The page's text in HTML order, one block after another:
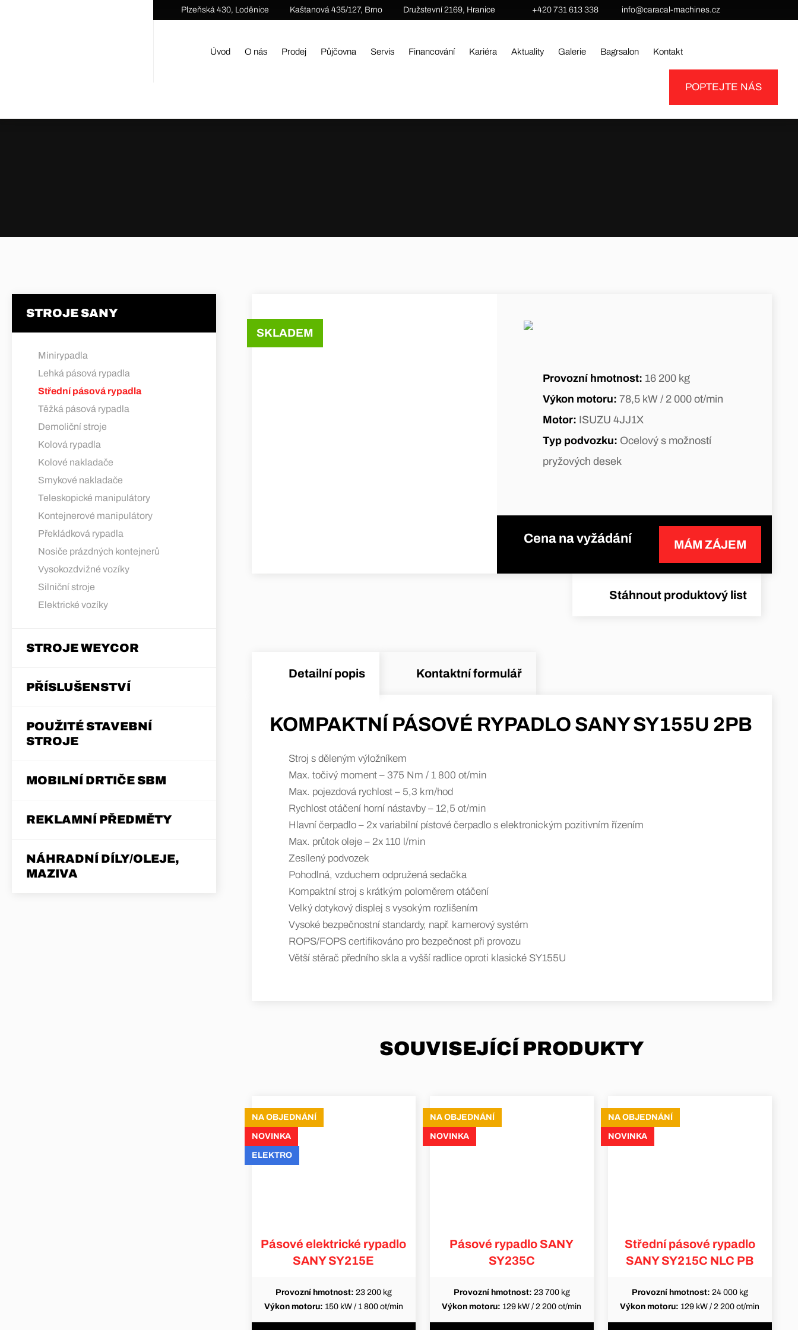
+420 731 613 338
Plzeňská 430, Loděnice info@caracal-machines.cz
Kaštanová 435/127, Brno Družstevní 2169, Hranice
Úvod O nás Prodej Půjčovna Servis Financování Kariéra Aktuality Galerie Bagrsalon Kontakt
POPTEJTE NÁS
SKLADEM
Provozní hmotnost: 16 200 kg
Výkon motoru: 78,5 kW / 2 000 ot/min
Motor: ISUZU 4JJ1X
Typ podvozku: Ocelový s možností
pryžových desek
Cena na vyžádání MÁM ZÁJEM
Stáhnout produktový list
Detailní popis Kontaktní formulář
KOMPAKTNÍ PÁSOVÉ RYPADLO SANY SY155U 2PB
Stroj s děleným výložníkem
Max. točivý moment – 375 Nm / 1 800 ot/min
Max. pojezdová rychlost – 5,3 km/hod
Rychlost otáčení horní nástavby – 12,5 ot/min
Hlavní čerpadlo – 2x variabilní pístové čerpadlo s elektronickým pozitivním řízením
Max. průtok oleje – 2x 110 l/min
Zesílený podvozek
Pohodlná, vzduchem odpružená sedačka
Kompaktní stroj s krátkým poloměrem otáčení
Velký dotykový displej s vysokým rozlišením
Vysoké bezpečnostní standardy, např. kamerový systém
ROPS/FOPS certifikováno pro bezpečnost při provozu
Větší stěrač předního skla a vyšší radlice oproti klasické SY155U
SOUVISEJÍCÍ PRODUKTY
NA OBJEDNÁNÍ
NOVINKA
ELEKTRO
Pásové elektrické rypadlo
SANY SY215E
Provozní hmotnost: 23 200 kg
Výkon motoru: 150 kW / 1 800 ot/min
NA OBJEDNÁNÍ
NOVINKA
Pásové rypadlo SANY
SY235C
Provozní hmotnost: 23 700 kg
Výkon motoru: 129 kW / 2 200 ot/min
NA OBJEDNÁNÍ
NOVINKA
Střední pásové rypadlo
SANY SY215C NLC PB
Provozní hmotnost: 24 000 kg
Výkon motoru: 129 kW / 2 200 ot/min
STROJE SANY
Minirypadla
Lehká pásová rypadla
Střední pásová rypadla
Těžká pásová rypadla
Demoliční stroje
Kolová rypadla
Kolové nakladače
Smykové nakladače
Teleskopické manipulátory
Kontejnerové manipulátory
Překládková rypadla
Nosiče prázdných kontejnerů
Vysokozdvižné vozíky
Silniční stroje
Elektrické vozíky
STROJE WEYCOR
PŘÍSLUŠENSTVÍ
POUŽITÉ STAVEBNÍ
STROJE
MOBILNÍ DRTIČE SBM
REKLAMNÍ PŘEDMĚTY
NÁHRADNÍ DÍLY/OLEJE,
MAZIVA